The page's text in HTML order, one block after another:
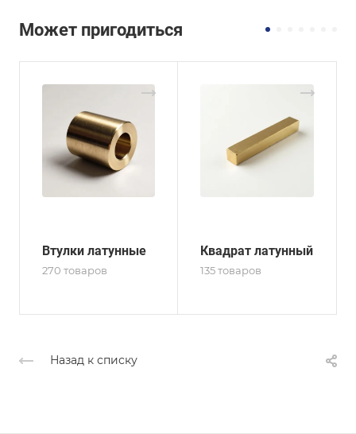
Может пригодиться
Втулки латунные
270 товаров
Квадрат латунный
135 товаров
Назад к списку